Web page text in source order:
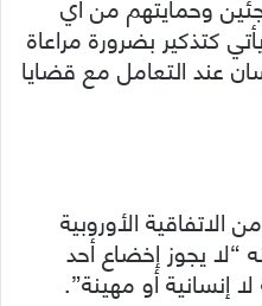
كتذكير بضرورة مراعاة
عند التعامل مع قضايا
الاتفاقية الأوروبية
“لا يجوز إخضاع أحد
إنسانية أو مهينة”.